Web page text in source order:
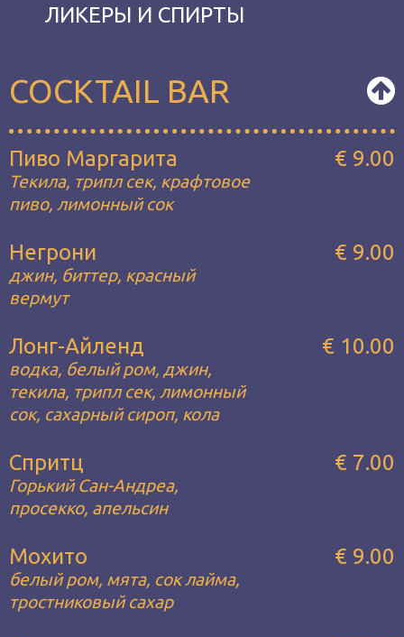
ЛИКЕРЫ И СПИРТЫ
COCKTAIL BAR
Пиво Маргарита
Текила, трипл сек, крафтовое
пиво, лимонный сок
€ 9.00
Негрони
джин, биттер, красный
вермут
€ 9.00
Лонг-Айленд
водка, белый ром, джин,
текила, трипл сек, лимонный
сок, сахарный сироп, кола
€ 10.00
Спритц
Горький Сан-Андреа,
просекко, апельсин
€ 7.00
Мохито
белый ром, мята, сок лайма,
тростниковый сахар
€ 9.00